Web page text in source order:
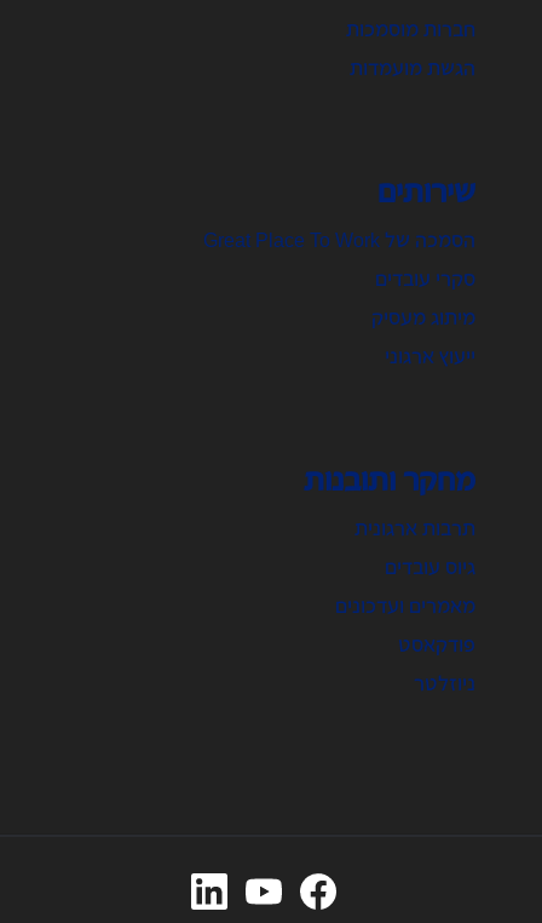
חברות מוסמכות
הגשת מועמדות
שירותים
הסמכה של Great Place To Work
סקרי עובדים
מיתוג מעסיק
ייעוץ ארגוני
מחקר ותובנות
תרבות ארגונית
גיוס עובדים
מאמרים ועדכונים
פודקאסט
ניוזלטר